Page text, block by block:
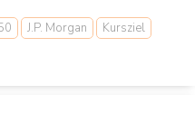
J.P. Morgan
Kursziel